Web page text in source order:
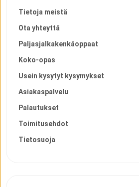
Tietoja meistä
Ota yhteyttä
Paljasjalkakenkäoppaat
Koko-opas
Usein kysytyt kysymykset
Asiakaspalvelu
Palautukset
Toimitusehdot
Tietosuoja